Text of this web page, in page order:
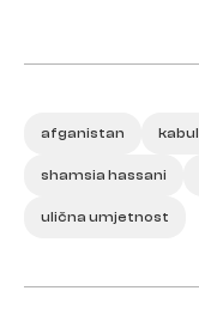
afganistan kabul
shamsia hassani
ulična umjetnost